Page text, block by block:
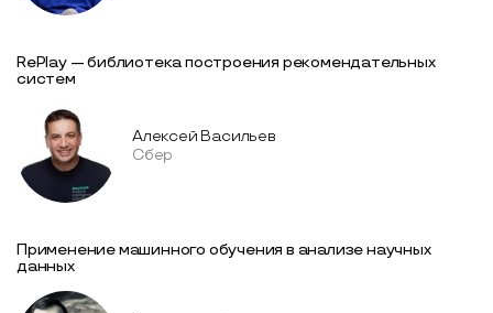
RePlay — библиотека построения рекомендательных
систем
Алексей Васильев
Сбер
Применение машинного обучения в анализе научных
данных